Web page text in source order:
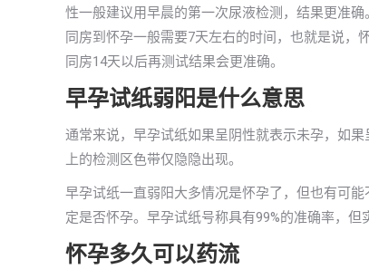
性一般建议用早晨的第一次尿液检测，结果更准
同房到怀孕一般需要7天左右的时间，也就是说，
同房14天以后再测试结果会更准确。
早孕试纸弱阳是什么意思
通常来说，早孕试纸如果呈阴性就表示未孕，如
上的检测区色带仅隐隐出现。
早孕试纸一直弱阳大多情况是怀孕了，但也有可
定是否怀孕。早孕试纸号称具有99%的准确率，但
怀孕多久可以药流